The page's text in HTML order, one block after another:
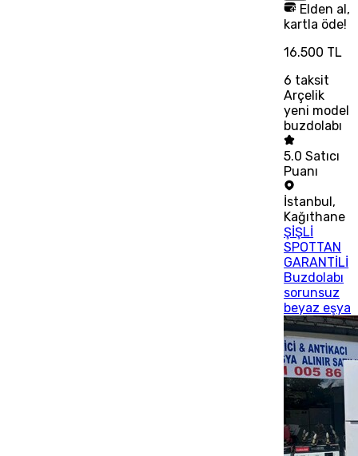
Elden al,
kartla öde!
16.500 TL
6 taksit
Arçelik
yeni model
buzdolabı
5.0 Satıcı
Puanı
İstanbul,
Kağıthane
ŞİŞLİ
SPOTTAN
GARANTİLİ
Buzdolabı
sorunsuz
beyaz eşya